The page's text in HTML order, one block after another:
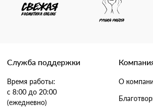
Служба поддержки
Время работы:
с 8:00 до 20:00
(ежедневно)
О